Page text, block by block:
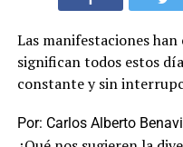
Las manifestaciones
significan todos estos
constante y sin
Por: Carlos Alberto